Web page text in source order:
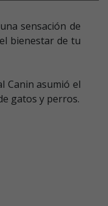
sensación de
bienestar de tu
Canin asumió el
gatos y perros.